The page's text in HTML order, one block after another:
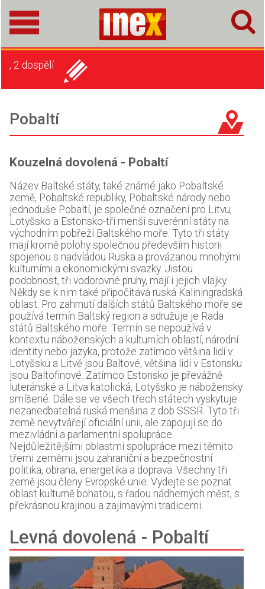
, 2 dospělí
Pobaltí
Kouzelná dovolená - Pobaltí
Název Baltské státy, také známé jako Pobaltské
země, Pobaltské republiky, Pobaltské národy nebo
jednoduše Pobaltí, je společné označení pro Litvu,
Lotyšsko a Estonsko-tři menší suverénní státy na
východním pobřeží Baltského moře. Tyto tři státy
mají kromě polohy společnou především historii
spojenou s nadvládou Ruska a provázanou mnohými
kulturními a ekonomickými svazky. Jistou
podobnost, tři vodorovné pruhy, mají i jejich vlajky.
Někdy se k nim také připočítává ruská Kaliningradská
oblast. Pro zahrnutí dalších států Baltského moře se
používá termín Baltský region a sdružuje je Rada
států Baltského moře. Termín se nepoužívá v
kontextu náboženských a kulturních oblastí, národní
identity nebo jazyka, protože zatímco většina lidí v
Lotyšsku a Litvě jsou Baltové, většina lidí v Estonsku
jsou Baltofinové. Zatímco Estonsko je převážně
luteránské a Litva katolická, Lotyšsko je nábožensky
smíšené. Dále se ve všech třech státech vyskytuje
nezanedbatelná ruská menšina z dob SSSR. Tyto tři
země nevytvářejí oficiální unii, ale zapojují se do
mezivládní a parlamentní spolupráce.
Nejdůležitějšími oblastmi spolupráce mezi těmito
třemi zeměmi jsou zahraniční a bezpečnostní
politika, obrana, energetika a doprava. Všechny tři
země jsou členy Evropské unie. Vydejte se poznat
oblast kulturně bohatou, s řadou nádherných měst, s
překrásnou krajinou a zajímavými tradicemi.
Levná dovolená - Pobaltí